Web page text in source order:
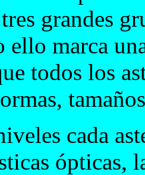
grandes
ello marca
todos los
cada
ópticas,